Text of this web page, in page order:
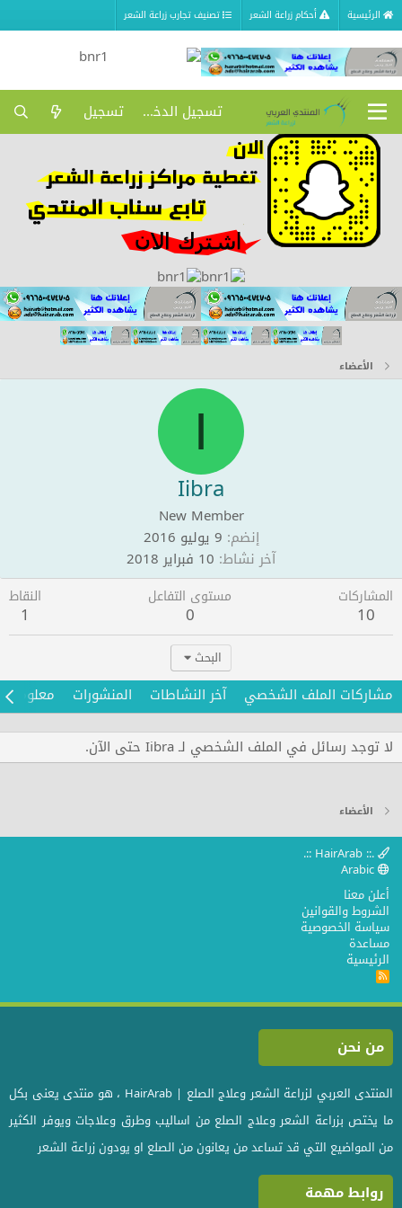
الرئيسية أحكام زراعة الشعر تصنيف تجارب زراعة الشعر
تسجيل الدخول تسجيل
الأعضاء
I
Iibra
New Member
إنضم 9 يوليو 2016
آخر نشاط 10 فبراير 2018
المشاركات
10
مستوى التفاعل
0
النقاط
1
البحث
مشاركات الملف الشخصي آخر النشاطات المنشورات معلومات
لا توجد رسائل في الملف الشخصي لـ Iibra حتى الآن.
الأعضاء
.:: HairArab ::.
أعلن معنا
الشروط والقوانين
سياسة الخصوصية
مساعدة
الرئيسية
R
S
S
من نحن
المنتدى العربي لزراعة الشعر وعلاج الصلع | HairArab ، هو منتدى يعنى بكل
ما يختص بزراعة الشعر وعلاج الصلع من اساليب وطرق وعلاجات ويوفر الكثير
من المواضيع التي قد تساعد من يعانون من الصلع او يودون زراعة الشعر
روابط مهمة